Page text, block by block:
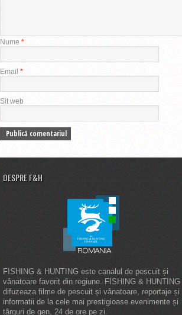
Nume *
Email *
Sit web
DESPRE F&H
FISHING & HUNTING este canalul de pescuit și
vânatoare favorit din regiune. FISHING & HUNTING
difuzeaza filme de pescuit și vânatoare, reportaje și
informatii de la cele mai prestigioase evenimente și
târguri de gen, 24 de ore pe zi.